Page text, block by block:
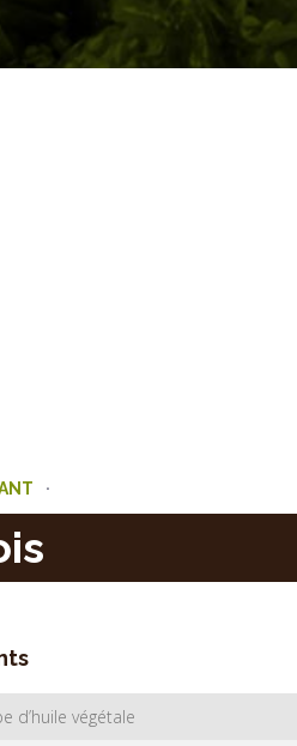
d’huile végétale